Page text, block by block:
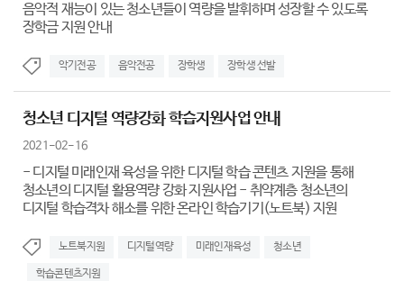
음악적 재능이 있는 청소년들이 역량을 발휘하며 성장할 수 있도록
장학금 지원 안내
악기전공 음악전공 장학생 장학생 선발
청소년 디지털 역량강화 학습지원사업 안내
2021-02-16
- 디지털 미래인재 육성을 위한 디지털 학습 콘텐츠 지원을 통해
청소년의 디지털 활용역량 강화 지원사업 - 취약계층 청소년의
디지털 학습격차 해소를 위한 온라인 학습기기(노트북) 지원
노트북지원 디지털역량 미래인재육성 청소년
학습콘텐츠지원